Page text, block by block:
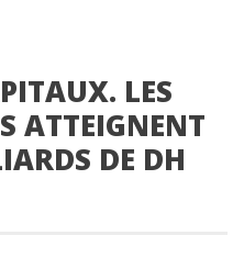
LES
ATTEIGNENT
DE DH